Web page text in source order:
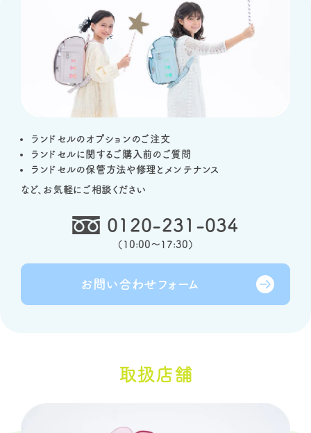
ランドセルのオプションのご注文
ランドセルに関するご購入前のご質問
ランドセルの保管方法や修理とメンテナンス
など、お気軽にご相談ください
0120-231-034
（ 10:00～17:30 ）
お問い合わせ フォーム
取扱店舗